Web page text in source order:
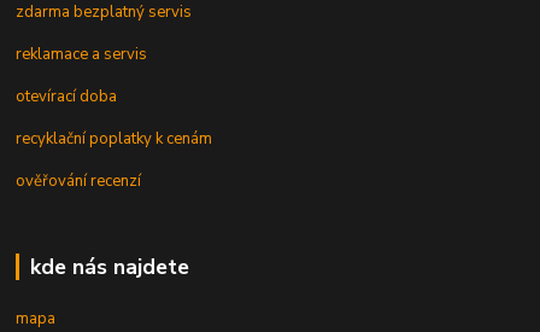
zdarma bezplatný servis
reklamace a servis
otevírací doba
recyklační poplatky k cenám
ověřování recenzí
kde nás najdete
mapa